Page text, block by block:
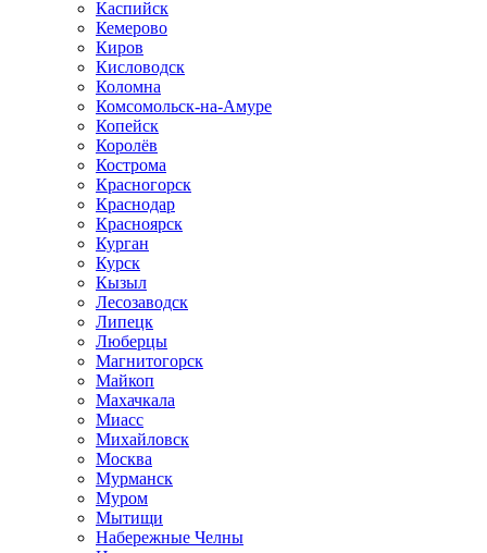
Каспийск
Кемерово
Киров
Кисловодск
Коломна
Комсомольск-на-Амуре
Копейск
Королёв
Кострома
Красногорск
Краснодар
Красноярск
Курган
Курск
Кызыл
Лесозаводск
Липецк
Люберцы
Магнитогорск
Майкоп
Махачкала
Миасс
Михайловск
Москва
Мурманск
Муром
Мытищи
Набережные Челны